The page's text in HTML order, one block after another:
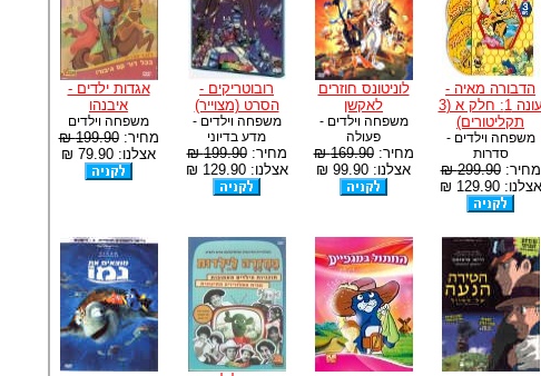
הדבורה מאיה -
עונה 1: חלק א (3
תקליטורים)
משפחה וילדים -
סדרות
מחיר:299.90 ₪
אצלנו: 129.90 ₪
לוניטונס חוזרים
לאקשן
משפחה וילדים -
פעולה
מחיר:169.90 ₪
אצלנו: 99.90 ₪
רובוטריקים -
הסרט (מצוייר)
משפחה וילדים -
מדע בדיוני
מחיר:199.90 ₪
אצלנו: 129.90 ₪
אגדות ילדים -
איבנהו
משפחה וילדים
מחיר:199.90 ₪
אצלנו: 79.90 ₪